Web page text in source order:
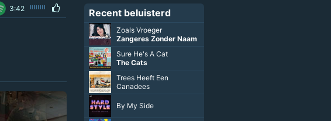
3:42 Recent beluisterd
Zoals Vroeger
Zangeres Zonder Naam
Sure He's A Cat
The Cats
Trees Heeft Een
Canadees
By My Side